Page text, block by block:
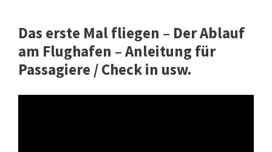
Das erste Mal fliegen – Der Ablauf
am Flughafen – Anleitung für
Passagiere / Check in usw.